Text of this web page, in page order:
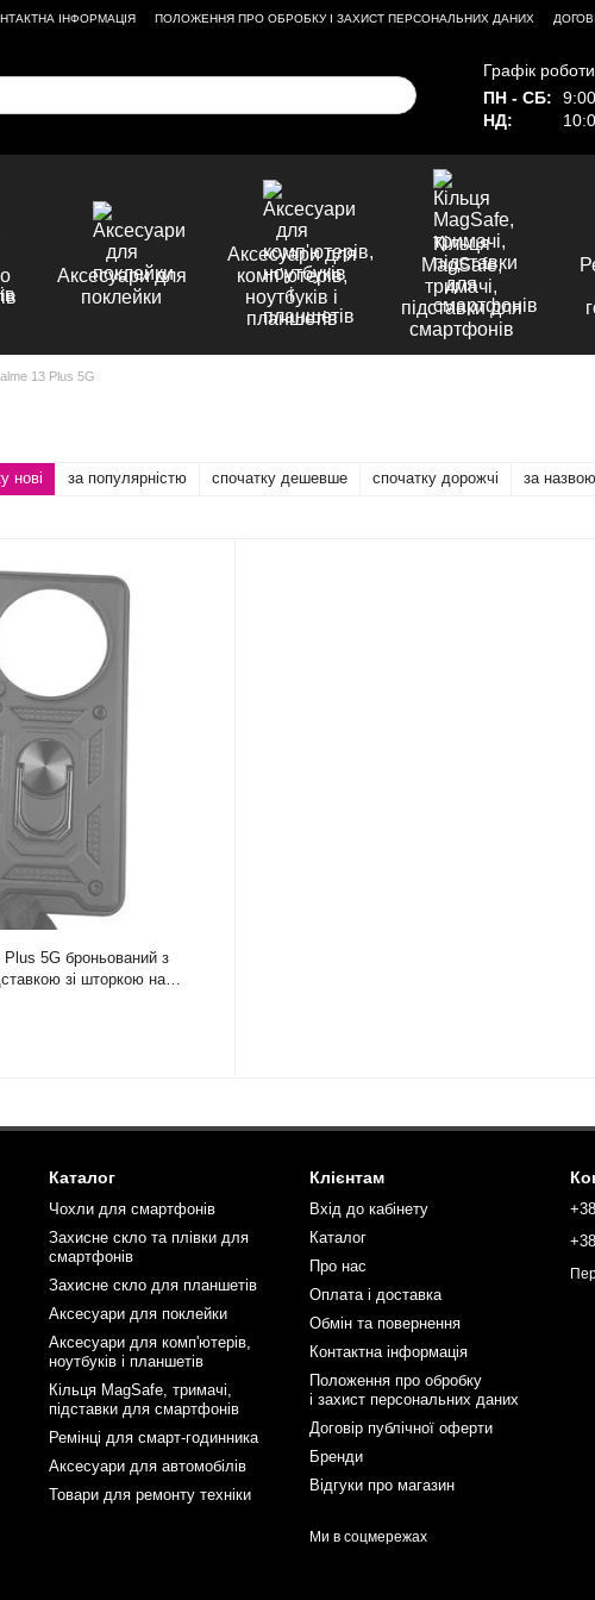
ІНФОРМАЦІЯ ПОЛОЖЕННЯ ПРО ОБРОБКУ І ЗАХИСТ ПЕРСОНАЛЬНИХ ДАНИХ
Графік
ПН - СБ:
НД:
Аксесуари для
поклейки
Аксесуари для
комп'ютерів,
ноутбуків і
планшетів
Кільця
MagSafe,
тримачі,
підставки для
смартфонів
13 Plus 5G
нові за популярністю спочатку дешевше спочатку дорожчі за назвою
5G броньований з
зі шторкою на
rg1
Каталог
Чохли для смартфонів
Захисне скло та плівки для
смартфонів
Захисне скло для планшетів
Аксесуари для поклейки
Аксесуари для комп'ютерів,
ноутбуків і планшетів
Кільця MagSafe, тримачі,
підставки для смартфонів
Ремінці для смарт-годинника
Аксесуари для автомобілів
Товари для ремонту техніки
Клієнтам
Вхід до кабінету
Каталог
Про нас
Оплата і доставка
Обмін та повернення
Контактна інформація
Положення про обробку
і захист персональних даних
Договір публічної оферти
Бренди
Відгуки про магазин
Ми в соцмережах